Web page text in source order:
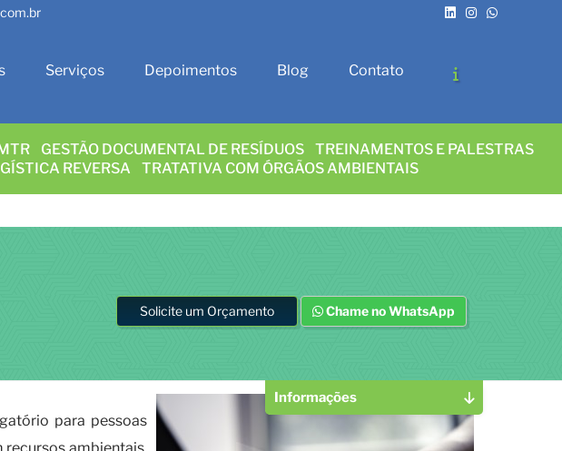
Serviços Depoimentos Blog Contato
GESTÃO DOCUMENTAL DE RESÍDUOS
TREINAMENTOS E PALESTRAS
REVERSA TRATATIVA COM ÓRGÃOS AMBIENTAIS
Solicite um Orçamento Chame no WhatsApp
para pessoas
Informações